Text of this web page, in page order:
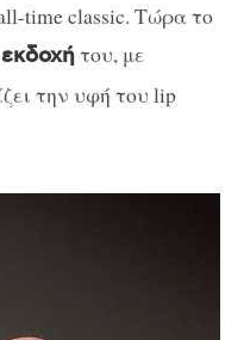
time classic. Τώρα το
του, με
την υφή του lip